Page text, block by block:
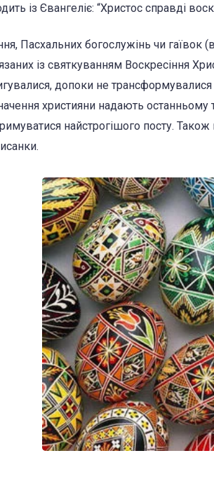
із Євангеліє: “Христос справді
Пасхальних богослужінь чи гаївок
із святкуванням Воскресіння
допоки не
християни надають
найстрогішого посту.